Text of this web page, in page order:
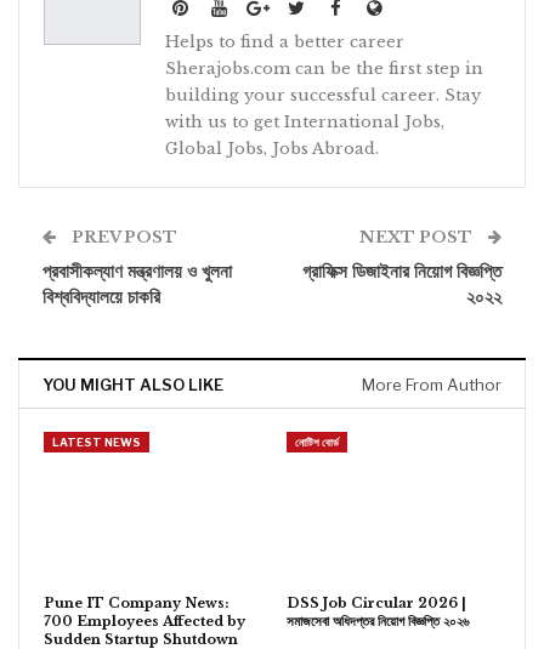
Helps to find a better career
Sherajobs.com can be the first step in
building your successful career. Stay
with us to get International Jobs,
Global Jobs, Jobs Abroad.
PREV POST
প্রবাসীকল্যাণ মন্ত্রণালয় ও খুলনা
বিশ্ববিদ্যালয়ে চাকরি
NEXT POST
গ্রাফিক্স ডিজাইনার নিয়োগ বিজ্ঞপ্তি
২০২২
YOU MIGHT ALSO LIKE More From Author
LATEST NEWS
Pune IT Company News:
700 Employees Affected by
Sudden Startup Shutdown
নোটিশ বোর্ড
DSS Job Circular 2026 |
সমাজসেবা অধিদপ্তর নিয়োগ বিজ্ঞপ্তি ২০২৬